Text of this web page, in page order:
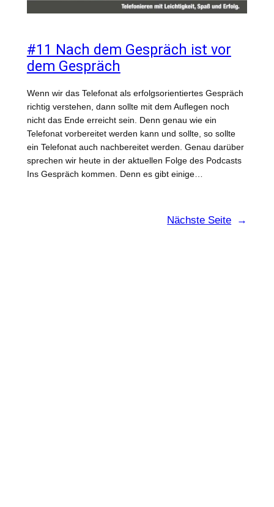
#11 Nach dem Gespräch ist vor
dem Gespräch
Wenn wir das Telefonat als erfolgsorientiertes Gespräch
richtig verstehen, dann sollte mit dem Auflegen noch
nicht das Ende erreicht sein. Denn genau wie ein
Telefonat vorbereitet werden kann und sollte, so sollte
ein Telefonat auch nachbereitet werden. Genau darüber
sprechen wir heute in der aktuellen Folge des Podcasts
Ins Gespräch kommen. Denn es gibt einige…
Nächste Seite →